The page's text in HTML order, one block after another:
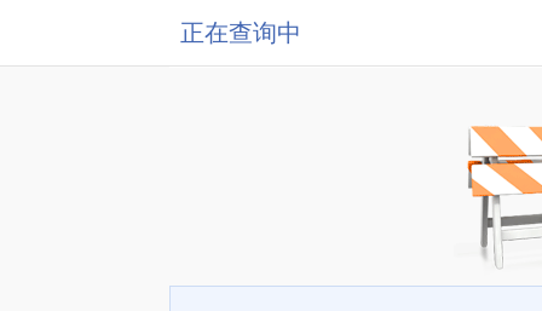
正在查询中